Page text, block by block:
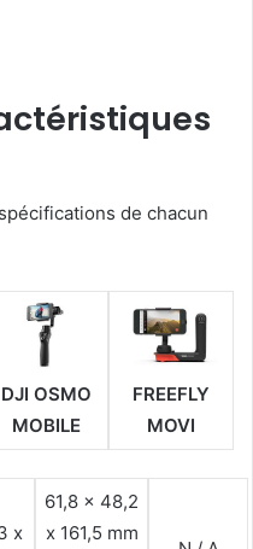
de chacun
DJI OSMO
MOBILE
FREEFLY
MOVI
x
61,8 x 48,2
x 161,5 mm